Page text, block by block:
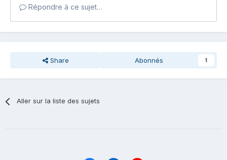
Répondre à ce sujet…
Share Abonnés 1
Aller sur la liste des sujets